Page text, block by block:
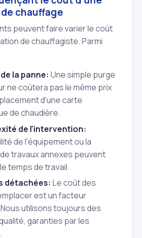
chauffage
peuvent faire varier le coût
de chauffagiste. Parmi
la panne: Une simple purge
ne coûtera pas le même prix
d'une carte
de chaudière.
de l'intervention:
de l'équipement ou la
travaux annexes peuvent
temps de travail.
détachées: Le coût des
est un facteur
utilisons toujours des
garanties par les